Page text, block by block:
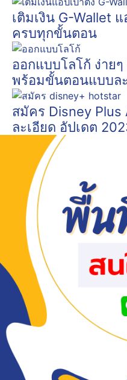
เติมเงิน G-Wallet
ครบทุกขั้นตอน
ออกแบบโลโก้ ง่าย
พร้อมขั้นตอนแบบล
สมัคร Disney Plus
ละเอียด อัปเดต